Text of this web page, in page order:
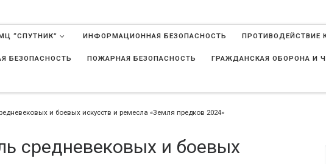
“СПУТНИК” ИНФОРМАЦИОННАЯ БЕЗОПАСНОСТЬ ПРОТИВОДЕЙСТВИЕ
БЕЗОПАСНОСТЬ ПОЖАРНАЯ БЕЗОПАСНОСТЬ ГРАЖДАНСКАЯ ОБОРОНА И
и боевых искусств и ремесла «Земля предков 2024»
средневековых и боевых